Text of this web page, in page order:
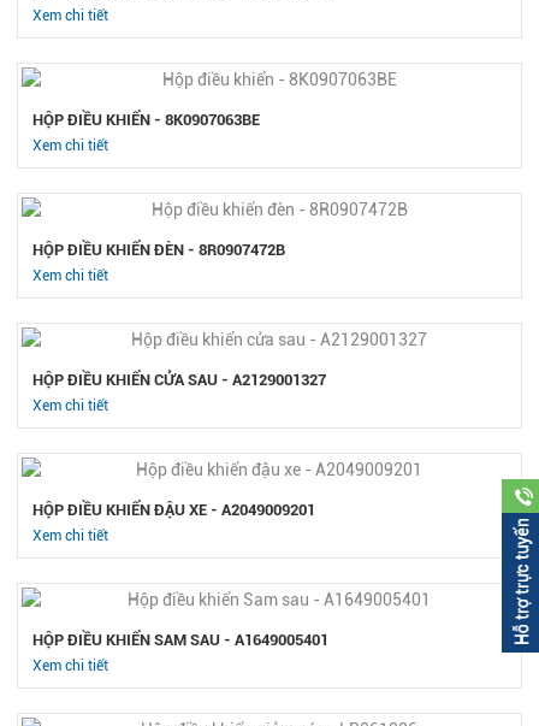
Xem chi tiết
HỘP ĐIỀU KHIỂN - 8K0907063BE
Xem chi tiết
HỘP ĐIỀU KHIỂN ĐÈN - 8R0907472B
Xem chi tiết
HỘP ĐIỀU KHIỂN CỬA SAU - A2129001327
Xem chi tiết
HỘP ĐIỀU KHIỂN ĐẬU XE - A2049009201
Xem chi tiết
HỘP ĐIỀU KHIỂN SAM SAU - A1649005401
Xem chi tiết